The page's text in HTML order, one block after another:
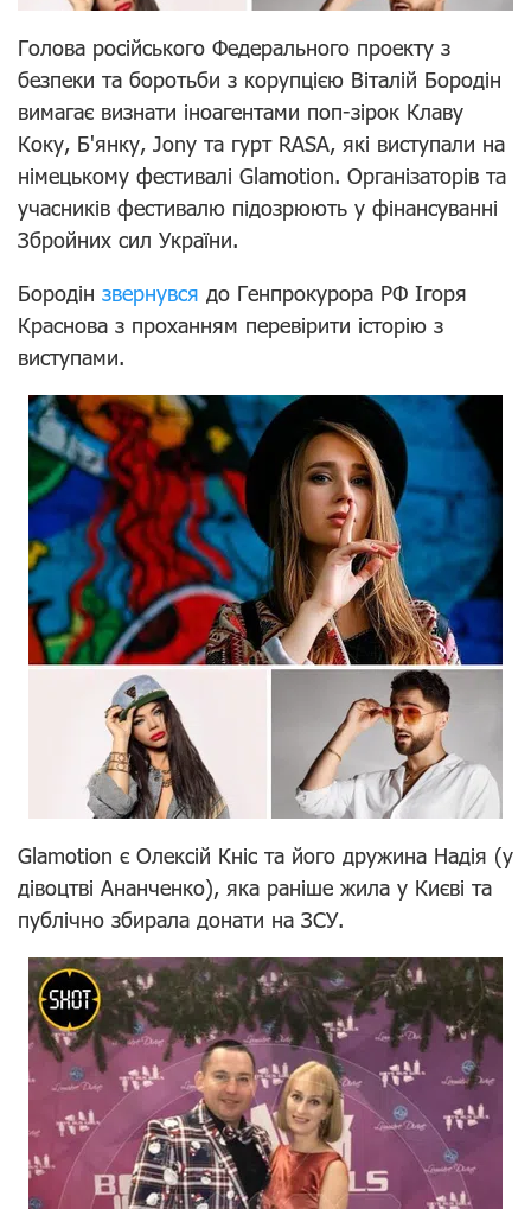
Голова російського Федерального проекту з
безпеки та боротьби з корупцією Віталій Бородін
вимагає визнати іноагентами поп-зірок Клаву
Коку, Б'янку, Jony та гурт RASA, які виступали на
німецькому фестивалі Glamotion. Організаторів та
учасників фестивалю підозрюють у фінансуванні
Збройних сил України.
Бородін звернувся до Генпрокурора РФ Ігоря
Краснова з проханням перевірити історію з
виступами.
Glamotion є Олексій Кніс та його дружина Надія (у
дівоцтві Ананченко), яка раніше жила у Києві та
публічно збирала донати на ЗСУ.